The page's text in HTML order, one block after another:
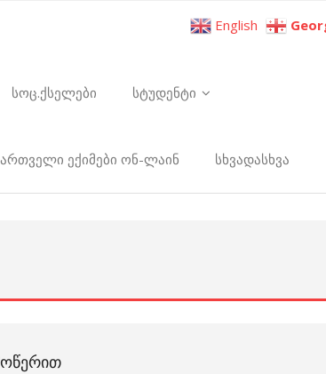
სოც.ქსელები სტუდენტი
ექიმები ონ-ლაინ სხვადასხვა
English